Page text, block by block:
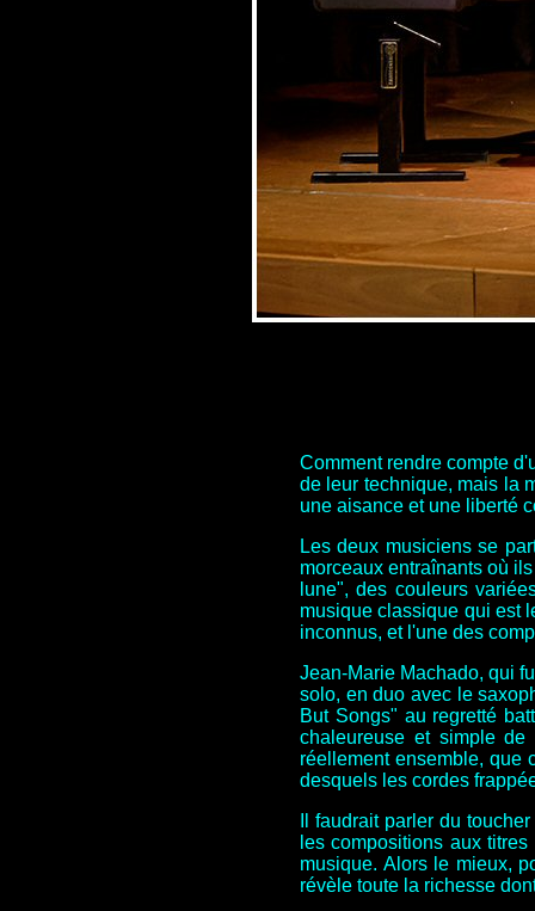
Comment rendre compte
de leur technique, mais la
une aisance et une liberté
Les deux musiciens se
morceaux entraînants où
lune", des couleurs
musique classique qui est
inconnus, et l'une des
Jean-Marie Machado, qui
solo, en duo avec le
But Songs" au regretté
chaleureuse et simple de
réellement ensemble, que
desquels les cordes
Il faudrait parler du
les compositions aux
musique. Alors le mieux,
révèle toute la richesse